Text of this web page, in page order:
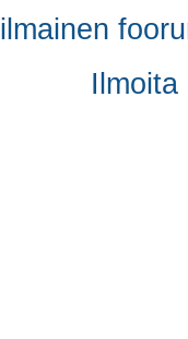
ilmainen